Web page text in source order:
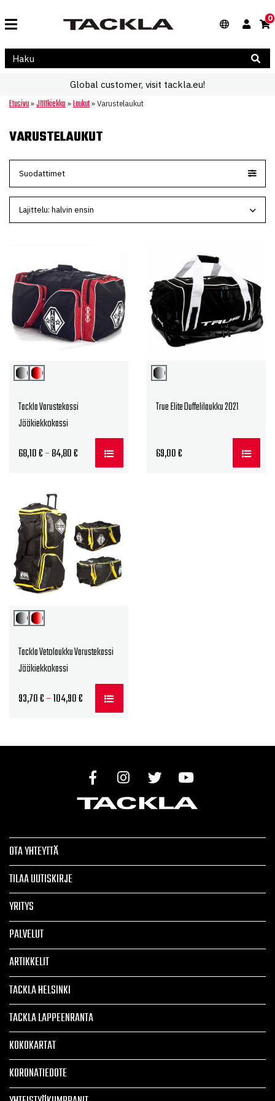
0
Global customer, visit tackla.eu!
Etusivu » Jääkiekko » Laukut » Varustelaukut
VARUSTELAUKUT
Suodattimet
Tackla Varustekassi
Jääkiekkokassi
68,10€–84,80€ Hintaluokka:
68,10 €
True Elite Duffelilaukku 2021
69,00€
Tackla Vetolaukku Varustekassi
Jääkiekkokassi
93,70€–104,90€ Hintaluokka:
93,70 €
104,90 €
OTA YHTEYTTÄ
TILAA UUTISKIRJE
YRITYS
PALVELUT
ARTIKKELIT
TACKLA HELSINKI
TACKLA LAPPEENRANTA
KOKOKARTAT
KORONATIEDOTE